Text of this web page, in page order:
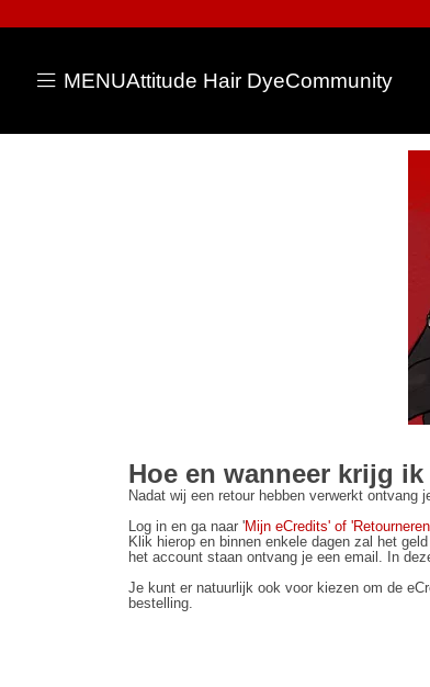
MENUAttitude Hair DyeCommunity
Hoe en wanneer krijg
Nadat wij een retour hebben verwerkt
Log in en ga naar 'Mijn eCredits' of
Klik hierop en binnen enkele dagen zal het
het account staan ontvang je een email. In
Je kunt er natuurlijk ook voor kiezen om de
bestelling.